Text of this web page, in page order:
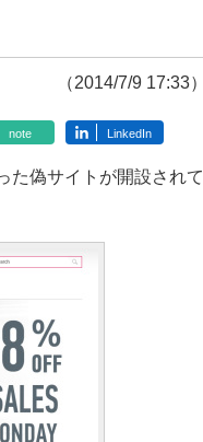
（2014/7/9 17:33）
note LinkedIn
た偽サイトが開設されて